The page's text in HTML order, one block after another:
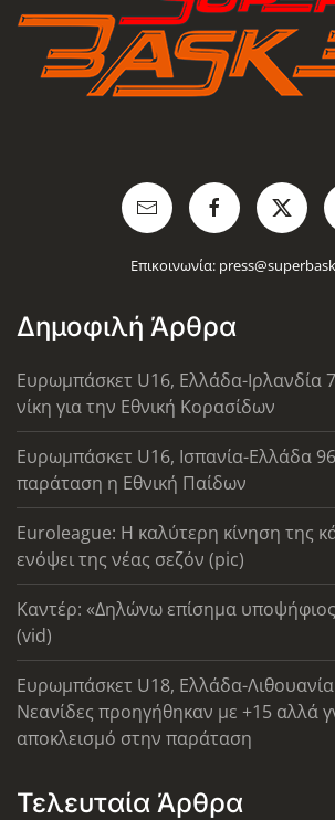
Επικοινωνία:
Δημοφιλή Άρθρα
Ευρωμπάσκετ U16, Ελλάδα-Ιρλανδία
νίκη για την Εθνική Κορασίδων
Ευρωμπάσκετ U16, Ισπανία-Ελλάδα
παράταση η Εθνική Παίδων
Euroleague: Η καλύτερη κίνηση της
ενόψει της νέας σεζόν (pic)
Καντέρ: «Δηλώνω επίσημα υποψήφιος
(vid)
Ευρωμπάσκετ U18, Ελλάδα-
Νεανίδες προηγήθηκαν με +15 αλλά
αποκλεισμό στην παράταση
Τελευταία Άρθρα